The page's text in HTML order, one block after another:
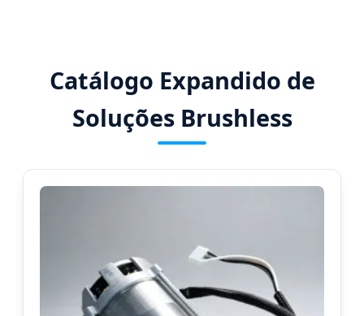
Catálogo Expandido de
Soluções Brushless